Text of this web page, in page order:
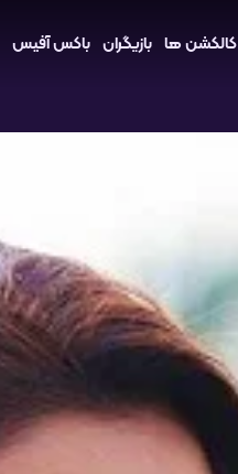
کالکشن ها بازیگران باکس آفیس